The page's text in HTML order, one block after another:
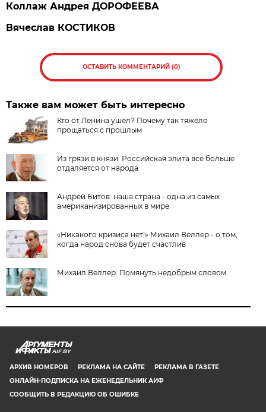
Коллаж Андрея ДОРОФЕЕВА
Вячеслав КОСТИКОВ
ОСТАВИТЬ КОММЕНТАРИЙ (0)
Также вам может быть интересно
Кто от Ленина ушёл? Почему так тяжело
прощаться с прошлым
Из грязи в князи. Российская элита всё больше
отдаляется от народа
Андрей Битов: наша страна - одна из самых
американизированных в мире
«Никакого кризиса нет!» Михаил Веллер - о том,
когда народ снова будет счастлив
Михаил Веллер: Помянуть недобрым словом
AIF.BY
АРХИВ НОМЕРОВ РЕКЛАМА НА САЙТЕ
РЕКЛАМА В ГАЗЕТЕ
ОНЛАЙН-ПОДПИСКА НА ЕЖЕНЕДЕЛЬНИК АИФ
СООБЩИТЬ В РЕДАКЦИЮ ОБ ОШИБКЕ